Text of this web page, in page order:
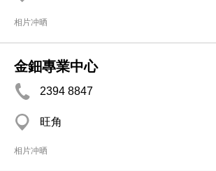
相片冲晒
金鈿專業中心
2394 8847
旺角
相片冲晒